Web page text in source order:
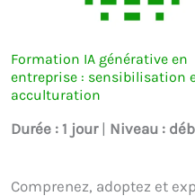
Formation IA générative en
entreprise : sensibilisation
acculturation
Durée : 1 jour | Niveau :
Comprenez, adoptez et